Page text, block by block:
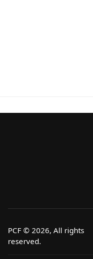
PCF © 2026, All rights
reserved.